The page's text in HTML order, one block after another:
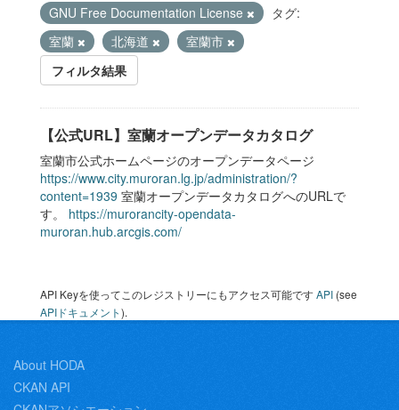
GNU Free Documentation License
タグ:
室蘭
北海道
室蘭市
フィルタ結果
【公式URL】室蘭オープンデータカタログ
室蘭市公式ホームページのオープンデータページ
https://www.city.muroran.lg.jp/administration/?
content=1939 室蘭オープンデータカタログへのURLで
す。 https://murorancity-opendata-
muroran.hub.arcgis.com/
API Keyを使ってこのレジストリーにもアクセス可能ですAPI (see
APIドキュメント).
About HODA
CKAN API